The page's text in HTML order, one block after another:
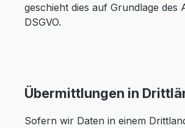
geschieht dies auf Grundlage des
DSGVO.
Übermittlungen in
Sofern wir Daten in einem